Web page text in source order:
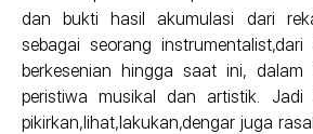
dan bukti hasil akumulasi dari
sebagai seorang
berkesenian hingga saat ini, dalam
peristiwa musikal dan artistik.
pikirkan,lihat,lakukan,dengar juga